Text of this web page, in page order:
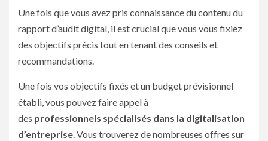
Une fois que vous avez pris connaissance du contenu du
rapport d’audit digital, il est crucial que vous vous fixiez
des objectifs précis tout en tenant des conseils et
recommandations.
Une fois vos objectifs fixés et un budget prévisionnel
établi, vous pouvez faire appel à
des professionnels spécialisés dans la digitalisation
d’entreprise. Vous trouverez de nombreuses offres sur